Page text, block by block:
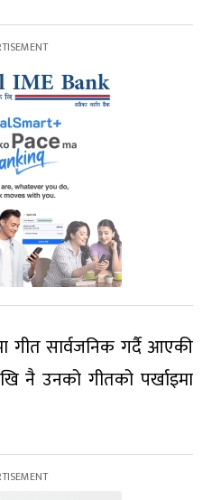
गीत सार्वजनिक गर्दै आएकी
नै उनको गीतको पर्खाइमा